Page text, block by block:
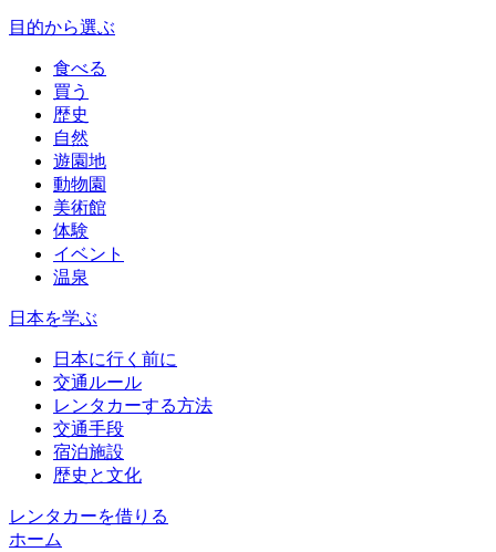
目的から選ぶ
食べる
買う
歴史
自然
遊園地
動物園
美術館
体験
イベント
温泉
日本を学ぶ
日本に行く前に
交通ルール
レンタカーする方法
交通手段
宿泊施設
歴史と文化
レンタカーを借りる
ホーム